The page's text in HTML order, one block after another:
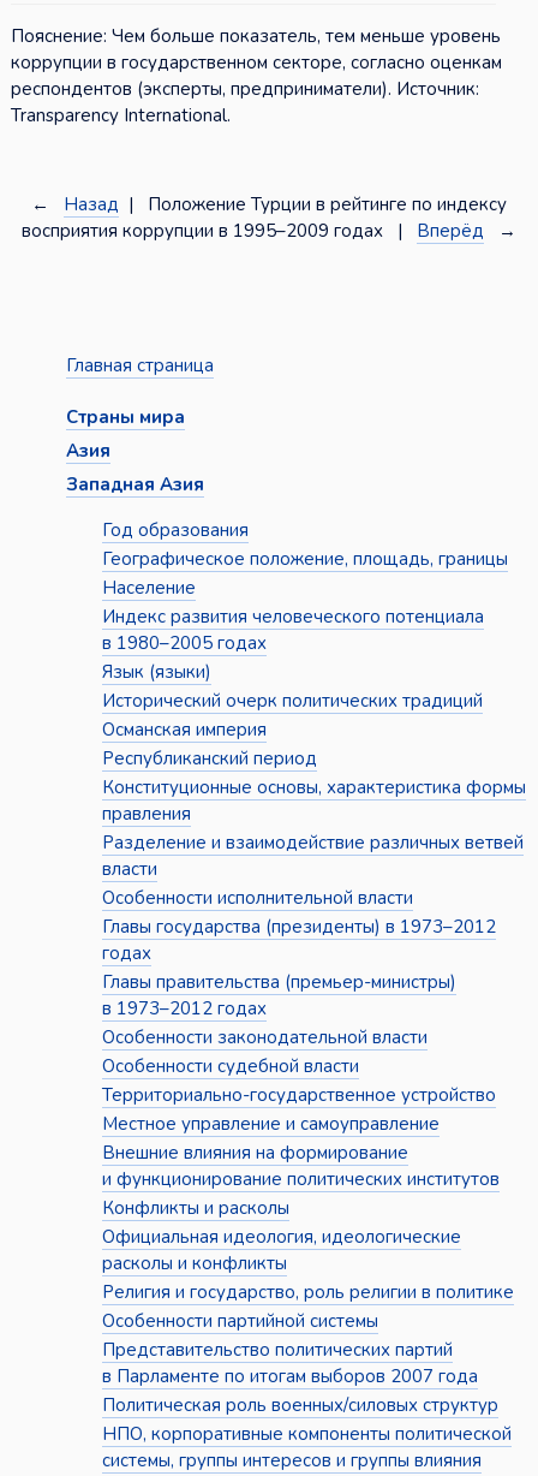
Пояснение: Чем больше показатель, тем меньше уровень
коррупции в государственном секторе, согласно оценкам
респондентов (эксперты, предприниматели). Источник:
Transparency International.
← Назад | Положение Турции в рейтинге по индексу
восприятия коррупции в 1995–2009 годах | Вперёд →
Главная страница
Страны мира
Азия
Западная Азия
Год образования
Географическое положение, площадь, границы
Население
Индекс развития человеческого потенциала
в 1980–2005 годах
Язык (языки)
Исторический очерк политических традиций
Османская империя
Республиканский период
Конституционные основы, характеристика формы
правления
Разделение и взаимодействие различных ветвей
власти
Особенности исполнительной власти
Главы государства (президенты) в 1973–2012
годах
Главы правительства (премьер-министры)
в 1973–2012 годах
Особенности законодательной власти
Особенности судебной власти
Территориально-государственное устройство
Местное управление и самоуправление
Внешние влияния на формирование
и функционирование политических институтов
Конфликты и расколы
Официальная идеология, идеологические
расколы и конфликты
Религия и государство, роль религии в политике
Особенности партийной системы
Представительство политических партий
в Парламенте по итогам выборов 2007 года
Политическая роль военных/силовых структур
НПО, корпоративные компоненты политической
системы, группы интересов и группы влияния